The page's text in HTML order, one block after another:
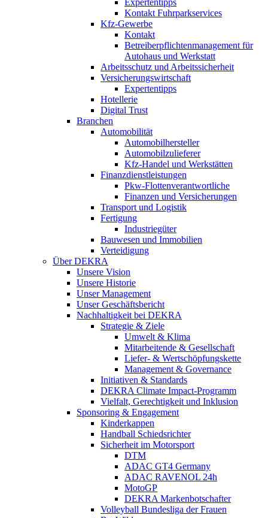
Kontakt Fuhrparkservices
Kfz-Gewerbe
Kontakt
Betreiberpflichtenmanagement für
Autohaus und Werkstatt
Arbeitsschutz und Arbeitssicherheit
Versicherungswirtschaft
Expertentipps
Hotellerie
Digital Trust
Branchen
Automobilität
Automobilhersteller
Automobilzulieferer
Kfz-Handel und Werkstätten
Finanzdienstleistungen
Pkw‑Flottenverantwortliche
Finanzen und Versicherungen
Transport und Logistik
Fertigung
Industriegüter
Bauwesen und Immobilien
Verteidigung
Über DEKRA
Unsere Vision
Unsere Historie
Unser Management
Unser Geschäftsbericht
Nachhaltigkeit bei DEKRA
Strategie & Ziele
Umwelt & Klima
Mitarbeitende & Gesellschaft
Liefer- & Wertschöpfungskette
Management & Governance
Initiativen & Standards
DEKRA Climate Impact-Programm
Vielfalt, Gerechtigkeit und Inklusion​
Sponsoring & Engagement
Kinderkappen
Handball Schiedsrichter
Sicherheit im Motorsport
DTM
ADAC GT4 Germany
ADAC RAVENOL 24h
MotoGP
DEKRA Markenbotschafter
Volleyball Bundesliga der Frauen